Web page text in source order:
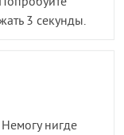
3 секунды.
нигде